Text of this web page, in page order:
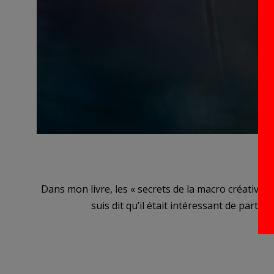
02-
Dans mon livre, les « secrets de la macro créative
suis dit qu’il était intéressant de